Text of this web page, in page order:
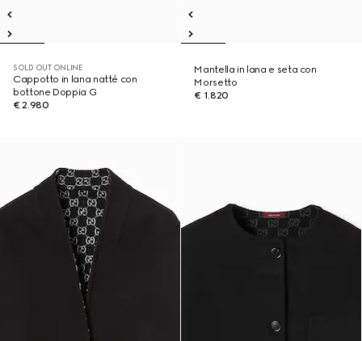
SOLD OUT ONLINE
Cappotto in lana natté con
bottone Doppia G
€ 2.980
Mantella in lana e seta con
Morsetto
€ 1.820